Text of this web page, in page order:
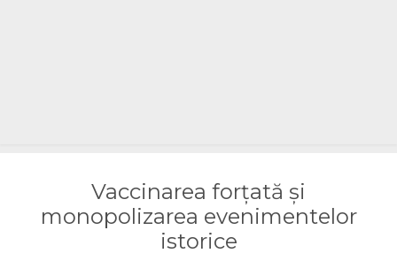
Vaccinarea forțată și
monopolizarea evenimentelor
istorice